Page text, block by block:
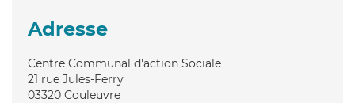
Adresse
Centre Communal d'action Sociale
21 rue Jules-Ferry
03320 Couleuvre